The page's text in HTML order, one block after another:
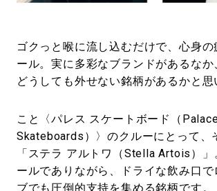
ゴクっと喉に流し込むだけで、心身
ール。実に多彩なブランドがあるな
どうしても外せない銘柄があるかと思
こと〈パレス スケートボード（
Skateboards）〉のクルーにとって、
「ステラ アルトワ（Stella Artois）
ールでありながら、ドライな飲み口
ブでも圧倒的支持を集める銘柄です。